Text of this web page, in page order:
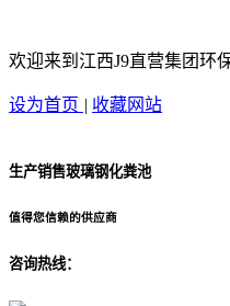
欢迎来到江西J9直营集团环
设为首页 | 收藏网站
生产销售玻璃钢化粪池
值得您信赖的供应商
咨询热线：